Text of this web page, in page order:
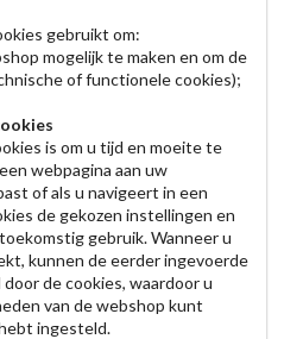
gebruikt om:
mogelijk te maken en om de
of functionele cookies);
is om u tijd en moeite te
webpagina aan uw
of als u navigeert in een
de gekozen instellingen en
gebruik. Wanneer u
kunnen de eerder ingevoerde
de cookies, waardoor u
van de webshop kunt
ingesteld.